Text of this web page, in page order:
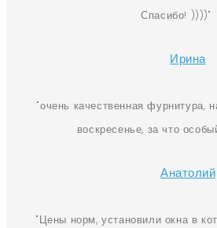
Спасибо! ))))
Ирина
очень качественная фурнитура,
воскресенье, за что
Анатолий
Цены норм, установили окна в